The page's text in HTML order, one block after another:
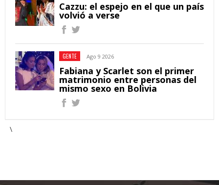
Cazzu: el espejo en el que un país
volvió a verse
GENTE Ago 9 2026
Fabiana y Scarlet son el primer
matrimonio entre personas del
mismo sexo en Bolivia
\